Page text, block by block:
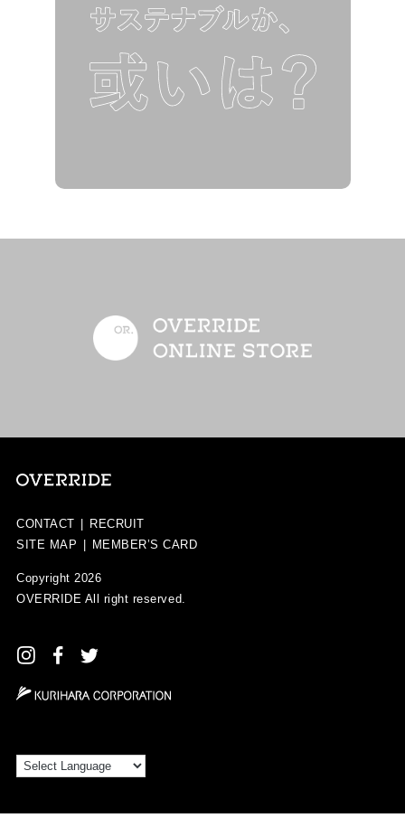
CONTACT
RECRUIT
SITE MAP
MEMBER’S CARD
Copyright 2026
OVERRIDE All right reserved.